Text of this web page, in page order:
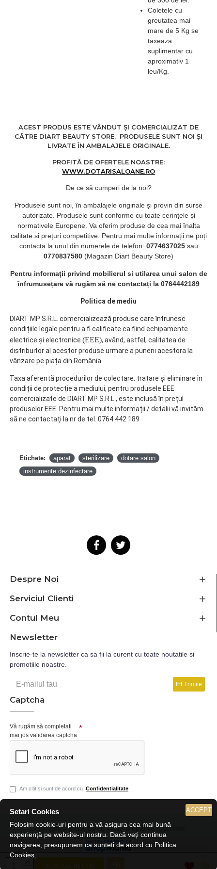
Coletele cu
greutatea mai
mare de 5 Kg se
taxeaza
suplimentar cu
aproximativ 1
leu/Kg.
ACEST PRODUS ESTE VÂNDUT ȘI COMERCIALIZAT DE
CĂTRE DIART BEAUTY STORE. PRODUSELE SUNT NOI ȘI
LIVRATE ÎN AMBALAJELE ORIGINALE.
PROFITĂ DE OFERTELE NOASTRE:
WWW.DOTARISALOANE.RO
De ce să cumperi de la noi?
Produsele sunt noi, în ambalajele originale și provin din surse
autorizate. Produsele sunt conforme cu toate cerințele și
normativele Europene. Va oferim produse de cea mai înalta
calitate și prețuri competitive. Pentru mai multe informații ne poți
contacta la unul din numerele de telefon: 0774637025 sau
0770837580 (Magazin Diart Beauty Store)
Pentru informații privind mobilierul si utilarea unui salon de
înfrumusețare vă rugăm să ne contactați la 0764442189
Politica de mediu
DIART MP S.R.L. comercializează produse care întrunesc
condițiile legale pentru a fi calificate ca fiind echipamente
electrice și electronice (EEE), având, astfel, calitatea de
distribuitor al acestor produse urmare a punerii acestora la
vânzare pe piața din România.
Taxa aferentă procedurilor de colectare, tratare și eliminare în
condiții de protecție a mediului, pentru produsele EEE
comercializate de DIART MP S.R.L., este inclusă în prețul
produselor EEE. Pentru mai multe informații / detalii vă invităm
să ne contactați la nr de tel. 0764 442 189
Etichete: aparat sterilizare
dotare salon
instrumente dezinfectare
Despre Noi
Serviciul Clienti
Contul Meu
Newsletter
Inscrie-te la newsletter ca sa fii la curent cu toate noutatile si
promotiile noastre.
Trimite
Captcha
Vă rugăm să completați
mai jos validarea captcha
Am citit și sunt de acord cu Confidentialitate
Copyright © 2019, DiArt, Toate drepturile rezervate.
ACCEPT
Setari Cookies
Folosim cookie-uri pentru a vă asigura cea mai bună
experiență pe website-ul nostru. Dacă veți continua
navigarea, presupunem ca sunteți de acord cu Politica
Cookies.